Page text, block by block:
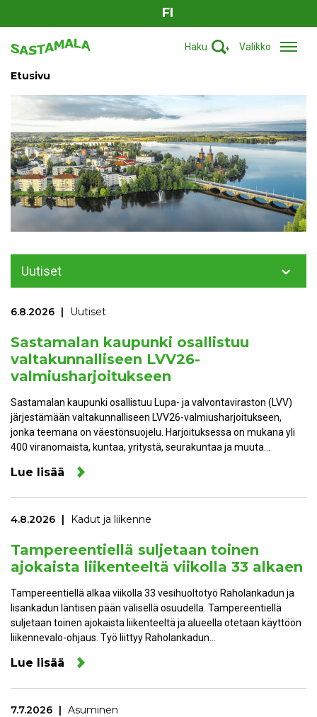
FI
Haku Valikko
Etusivu
Uutiset
6.8.2026 Uutiset
Sastamalan kaupunki osallistuu
valtakunnalliseen LVV26-
valmiusharjoitukseen
Sastamalan kaupunki osallistuu Lupa- ja valvontaviraston (LVV)
järjestämään valtakunnalliseen LVV26-valmiusharjoitukseen,
jonka teemana on väestönsuojelu. Harjoituksessa on mukana yli
400 viranomaista, kuntaa, yritystä, seurakuntaa ja muuta…
Lue lisää
4.8.2026 Kadut ja liikenne
Tampereentiellä suljetaan toinen
ajokaista liikenteeltä viikolla 33 alkaen
Tampereentiellä alkaa viikolla 33 vesihuoltotyö Raholankadun ja
Iisankadun läntisen pään välisellä osuudella. Tampereentiellä
suljetaan toinen ajokaista liikenteeltä ja alueella otetaan käyttöön
liikennevalo-ohjaus. Työ liittyy Raholankadun…
Lue lisää
7.7.2026 Asuminen